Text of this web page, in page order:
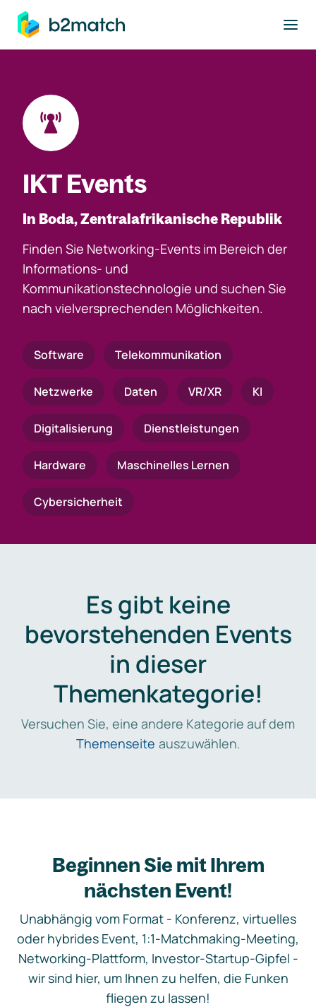
springen
IKT Events
In Boda, Zentralafrikanische Republik
Finden Sie Networking-Events im Bereich der
Informations- und
Kommunikationstechnologie und suchen Sie
nach vielversprechenden Möglichkeiten.
Software Telekommunikation
Netzwerke Daten VR/XR KI
Digitalisierung Dienstleistungen
Hardware Maschinelles Lernen
Cybersicherheit
Es gibt keine
bevorstehenden Events
in dieser
Themenkategorie!
Versuchen Sie, eine andere Kategorie auf dem
Themenseite auszuwählen.
Beginnen Sie mit Ihrem
nächsten Event!
Unabhängig vom Format - Konferenz, virtuelles
oder hybrides Event, 1:1-Matchmaking-Meeting,
Networking-Plattform, Investor-Startup-Gipfel -
wir sind hier, um Ihnen zu helfen, die Funken
fliegen zu lassen!